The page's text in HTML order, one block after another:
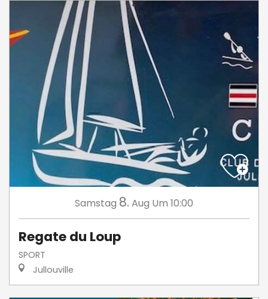
Samstag 8. Aug Um 10:00
Regate du Loup
SPORT
Jullouville